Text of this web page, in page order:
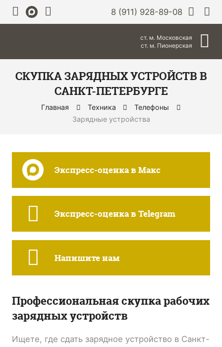
8 (911) 928-89-08
ст. м. Московская
ст. м. Пионерская
СКУПКА ЗАРЯДНЫХ УСТРОЙСТВ В
САНКТ-ПЕТЕРБУРГЕ
Главная Техника
Телефоны
Зарядные устройства
Профессиональная скупка рабочих
зарядных устройств
Ищете, где сдать зарядное устройство в Санкт-
Экспресс-оценка в Макс
Экспресс-оценка в Telegram
Напишите нам